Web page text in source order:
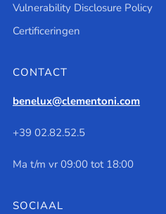
Vulnerability Disclosure Policy
Certificeringen
CONTACT
benelux@clementoni.com
+39 02.82.52.5
Ma t/m vr 09:00 tot 18:00
SOCIAAL